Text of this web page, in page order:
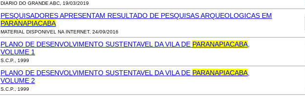
DIARIO DO GRANDE ABC, 19/03/2019
PESQUISADORES APRESENTAM RESULTADO DE PESQUISAS ARQUEOLOGICAS EM
PARANAPIACABA
MATERIAL DISPONIVEL NA INTERNET, 24/09/2016
PLANO DE DESENVOLVIMENTO SUSTENTAVEL DA VILA DE PARANAPIACABA
VOLUME 1
S.C.P., 1999
PLANO DE DESENVOLVIMENTO SUSTENTAVEL DA VILA DE PARANAPIACABA
VOLUME 2
S.C.P., 1999